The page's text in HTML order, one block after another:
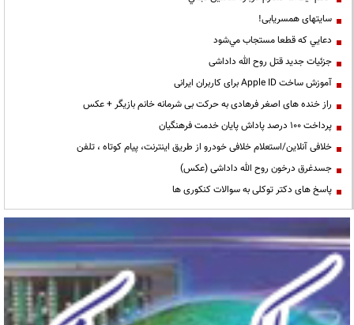
سایتهای همسریابی!
دعايي كه قطعا مستجاب مي‌شود
جزئیات جدید قتل روح الله داداشی
آموزش ساخت Apple ID برای کاربران ایرانی
راز خنده های اصغر فرهادی به حرکت بی شرمانه خانم بازیگر + عکس
پرداخت ۱۰۰ درصد پاداش پایان خدمت فرهنگیان
خلافی آنلاین/استعلام خلافی خودرو از طریق اینترنت، پیام کوتاه ، تلفن
جسدغرق درخون روح الله داداشی (عکس)
پاسخ های دکتر توکلی به سوالات کنکوری ها